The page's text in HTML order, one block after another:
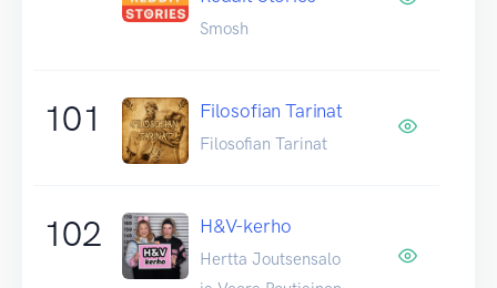
Smosh
101 Filosofian Tarinat
Filosofian Tarinat
102 H&V-kerho
Hertta Joutsensalo